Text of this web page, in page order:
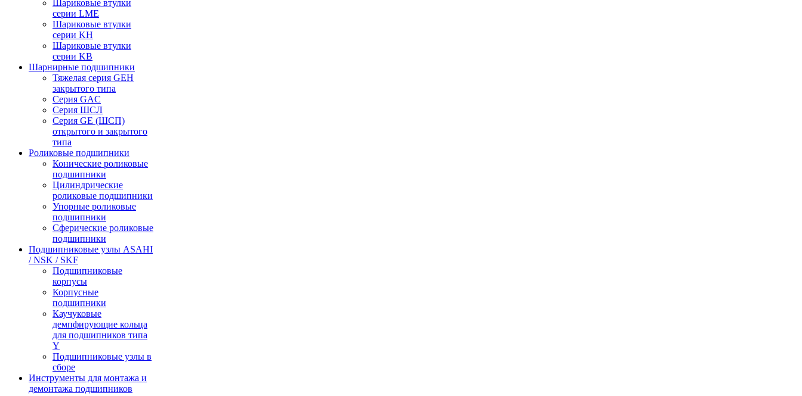
Шариковые втулки
серии LME
Шариковые втулки
серии KH
Шариковые втулки
серии KB
Шарнирные подшипники
Тяжелая серия GEH
закрытого типа
Серия GAC
Cерия ШСЛ
Серия GE (ШСП)
открытого и закрытого
типа
Роликовые подшипники
Конические роликовые
подшипники
Цилиндрические
роликовые подшипники
Упорные роликовые
подшипники
Сферические роликовые
подшипники
Подшипниковые узлы ASAHI
/ NSK / SKF
Подшипниковые
корпусы
Корпусные
подшипники
Каучуковые
демпфирующие кольца
для подшипников типа
Y
Подшипниковые узлы в
сборе
Инструменты для монтажа и
демонтажа подшипников